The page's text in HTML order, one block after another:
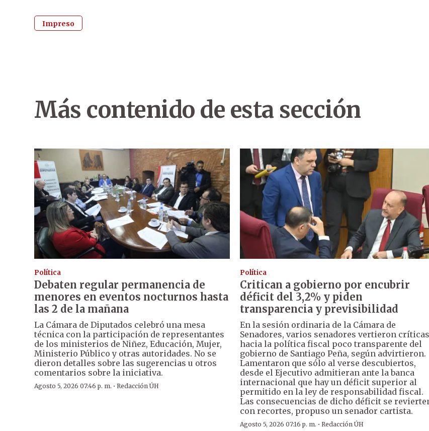
Impreso
Más contenido de esta sección
Política
Debaten regular permanencia de
menores en eventos nocturnos hasta
las 2 de la mañana
La Cámara de Diputados celebró una mesa
técnica con la participación de representantes
de los ministerios de Niñez, Educación, Mujer,
Ministerio Público y otras autoridades. No se
dieron detalles sobre las sugerencias u otros
comentarios sobre la iniciativa.
Agosto 5, 2026 07:46 p. m. · Redacción ÚH
Política
Critican a gobierno por encubrir
déficit del 3,2% y piden
transparencia y previsibilidad
En la sesión ordinaria de la Cámara de
Senadores, varios senadores vertieron críticas
hacia la política fiscal poco transparente del
gobierno de Santiago Peña, según advirtieron.
Lamentaron que sólo al verse descubiertos,
desde el Ejecutivo admitieran ante la banca
internacional que hay un déficit superior al
permitido en la ley de responsabilidad fiscal.
Las consecuencias de dicho déficit se
con recortes, propuso un senador cartista.
Agosto 5, 2026 07:16 p. m. ·Redacción ÚH